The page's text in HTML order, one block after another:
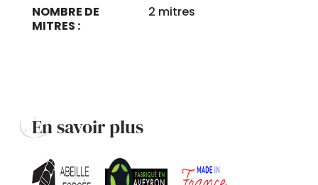
NOMBRE DE
MITRES :
2 mitres
En savoir plus